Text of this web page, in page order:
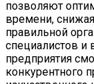
позволяют
времени,
правильной
специалистов и
предприятия
конкурентного